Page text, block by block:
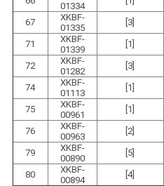
01334
67
XKBF-
01335
[3]
71
XKBF-
01339
[1]
72
XKBF-
01282
[3]
74
XKBF-
01113
[1]
75
XKBF-
00961
[1]
76
XKBF-
00963
[2]
79
XKBF-
00890
[5]
80
XKBF-
00894
[4]